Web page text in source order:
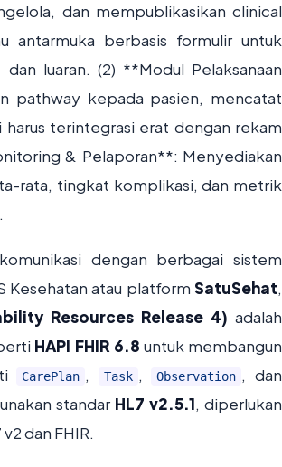
dan mempublikasikan clinical
antarmuka berbasis formulir untuk
luaran. (2) **Modul Pelaksanaan
pathway kepada pasien, mencatat
harus terintegrasi erat dengan rekam
& Pelaporan**: Menyediakan
rata, tingkat komplikasi, dan metrik
dengan berbagai sistem
Kesehatan atau platform SatuSehat,
Resources Release 4) adalah
HAPI FHIR 6.8 untuk membangun
CarePlan , Task , Observation , dan
standar HL7 v2.5.1, diperlukan
dan FHIR.